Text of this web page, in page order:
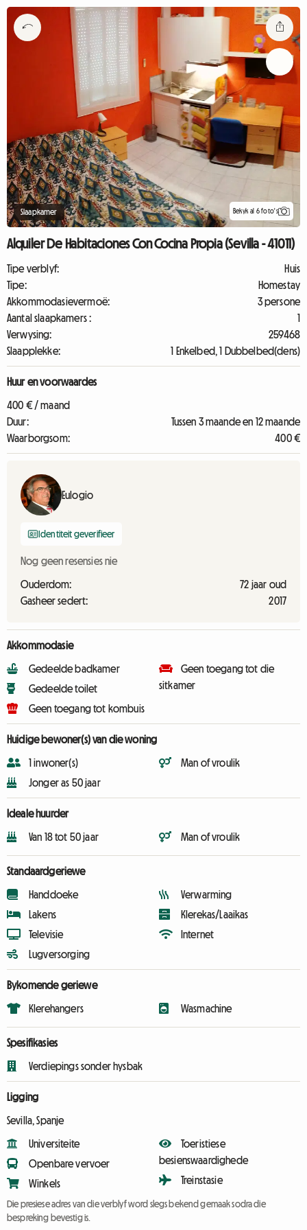
Slaapkamer Bekyk al 6 foto's
Alquiler De Habitaciones Con Cocina Propia (Sevilla - 41011)
Tipe verblyf:
Huis
Tipe:
Homestay
Akkommodasievermoë:
3 persone
Aantal slaapkamers :
1
Verwysing:
259468
Slaapplekke:
1 Enkelbed, 1 Dubbelbed(dens)
Huur en voorwaardes
400 € / maand
Duur:
Tussen 3 maande en 12 maande
Waarborgsom:
400 €
Eulogio
Identiteit geverifieer
Nog geen resensies nie
Ouderdom:
72 jaar oud
Gasheer sedert:
2017
Akkommodasie
Gedeelde badkamer
Gedeelde toilet
Geen toegang tot kombuis
Geen toegang tot die
sitkamer
Huidige bewoner(s) van die woning
1 inwoner(s)
Jonger as 50 jaar
Man of vroulik
Ideale huurder
Van 18 tot 50 jaar Man of vroulik
Standaardgeriewe
Handdoeke
Lakens
Televisie
Lugversorging
Verwarming
Klerekas/Laaikas
Internet
Bykomende geriewe
Klerehangers Wasmachine
Spesifikasies
Verdiepings sonder hysbak
Ligging
Sevilla, Spanje
Universiteite
Openbare vervoer
Winkels
Toeristiese
besienswaardighede
Treinstasie
Die presiese adres van die verblyf word slegs bekend gemaak sodra die
bespreking bevestig is.